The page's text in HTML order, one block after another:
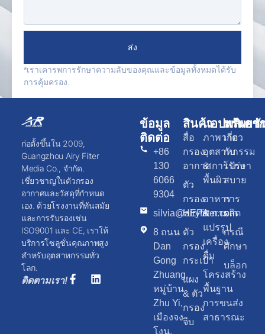
*เราเคารพการรักษาความลับของคุณและข้อมูลทั้งหมดได้รับ
ก่อตั้งขึ้นใน 2009,
Guangzhou Airy Filter
Media Co., จำกัด.
เชี่ยวชาญในตัวกรอง
อากาศและวัสดุที่กำหนด
เอง. ด้วยโรงงานที่ทันสมัย
และการรับรองเช่น
ISO9001 และ CE, เราให้
บริการโซลูชั่นคุณภาพสูง
สำหรับอุตสาหกรรมทั่ว
โลก.
สินค้า
สื่อ
กรอง
อากาศ
ตัว
กรอง
HEPA
ตัว
กรอง
กระเป๋า
แผง
& ตัว
กรอง
แอปพลิเคชั
ภาพวาด
อุตสาหกรรม
& การรักษา
อาหาร
& การ
แปรรูป
เครื่อง
ดื่ม
โครงสร้าง
พื้นฐาน
การขนส่ง
ทรัพยา
เกี่ยว
กับ
โปร่ง
การ
ผลิต
กรณี
ศึกษา
บล็อก
ข้อมูล
ติดต่อ
+86
130
6066
silvia@airyfilter.com
8 ถนน
Dan
Gong
Zhuang,
หมู่บ้าน
Zhu Yi,
เมืองจง